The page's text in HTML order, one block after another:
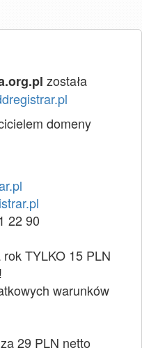
została
domeny
22 90
rok TYLKO 15 PLN
warunków
za 29 PLN netto